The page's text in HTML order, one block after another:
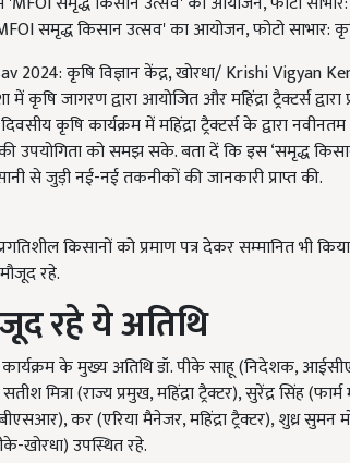
समृद्ध किसान उत्सव' का आयोजन, फोटो साभार:
2024: कृषि विज्ञान केंद्र, खोरधा/ Krishi
कृषि जागरण द्वारा आयोजित और महिंद्रा ट्रैक्टर्स
कृषि कार्यक्रम में महिंद्रा ट्रैक्टर्स के द्वारा
की उपयोगिता को समझ सके. बता दें कि इस ‘समृद्ध
से जुड़ी नई-नई तकनीकों की जानकारी प्राप्त की.
किसानों को प्रमाण पत्र देकर सम्मानित भी
रहे.
रहे ये अतिथि
कार्यक्रम के मुख्य अतिथि डॉ. पीके साहू (निदेशक,
मित्रा (राज्य प्रमुख, महिंद्रा ट्रैक्टर), सुरेंद्र सिंह
कर (एरिया मैनेजर, महिंद्रा ट्रैक्टर), शुध्र सुमन
खोरधा) उपस्थित रहे.